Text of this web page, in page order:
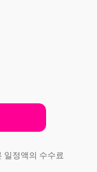
일정액의 수수료